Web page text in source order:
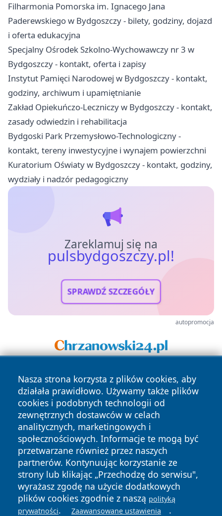
Filharmonia Pomorska im. Ignacego Jana
Paderewskiego w Bydgoszczy - bilety, godziny, dojazd
i oferta edukacyjna
Specjalny Ośrodek Szkolno-Wychowawczy nr 3 w
Bydgoszczy - kontakt, oferta i zapisy
Instytut Pamięci Narodowej w Bydgoszczy - kontakt,
godziny, archiwum i upamiętnianie
Zakład Opiekuńczo-Leczniczy w Bydgoszczy - kontakt,
zasady odwiedzin i rehabilitacja
Bydgoski Park Przemysłowo-Technologiczny -
kontakt, tereny inwestycyjne i wynajem powierzchni
Kuratorium Oświaty w Bydgoszczy - kontakt, godziny,
wydziały i nadzór pedagogiczny
Zareklamuj się na
pulsbydgoszczy.pl!
SPRAWDŹ SZCZEGÓŁY
autopromocja
Nasza strona korzysta z plików cookies, aby
działała prawidłowo. Używamy także plików
cookies i podobnych technologii od
zewnętrznych dostawców w celach
analitycznych, marketingowych i
społecznościowych. Informacje te mogą być
przetwarzane również przez naszych
partnerów. Kontynuując korzystanie ze
strony lub klikając „Przechodzę do serwisu",
wyrażasz zgodę na użycie dodatkowych
plików cookies zgodnie z naszą polityką
prywatności. Zaawansowane ustawienia .
Copyright © 2026 pulsbydgoszczy.pl Wszystkie prawa
zastrzeżone.
News Autorzy
Polityka
Prywatności
Polityka
Cookies